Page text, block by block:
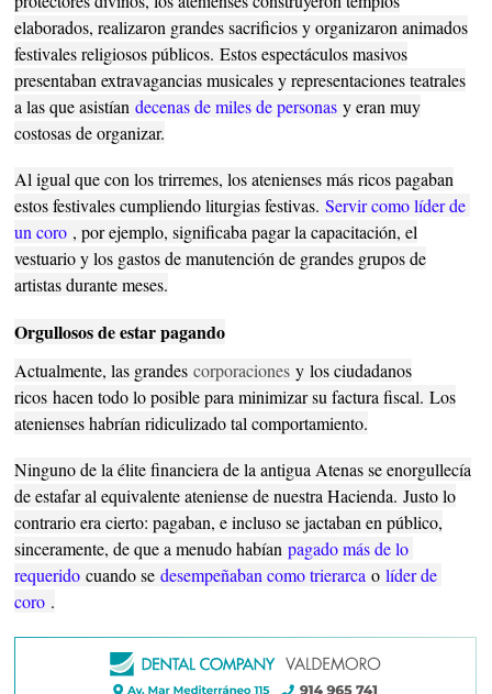
elaborados, realizaron grandes sacrificios y organizaron animados
festivales religiosos públicos.Estos espectáculos masivos
presentaban extravagancias musicales y representaciones teatrales
a las que asistíandecenas de miles de personas y eran muy
costosas de organizar.
Al igual que con los trirremes, los atenienses más ricos pagaban
estos festivales cumpliendo liturgias festivas.Servir como líder de
un coro , por ejemplo, significaba pagar la capacitación, el
vestuario y los gastos de manutención de grandes grupos de
artistas durante meses.
Orgullosos de estar pagando
Actualmente, las grandescorporaciones ylos ciudadanos
ricos hacen todo lo posible para minimizar su factura fiscal.Los
atenienses habrían ridiculizado tal comportamiento.
Ninguno de la élite financiera de la antigua Atenas se enorgullecía
de estafar al equivalente ateniense de nuestra Hacienda.Justo lo
contrario era cierto: pagaban, e incluso se jactaban en público,
sinceramente, de que a menudo habíanpagado más de lo
requerido cuando sedesempeñaban como trierarca o líder de
coro .